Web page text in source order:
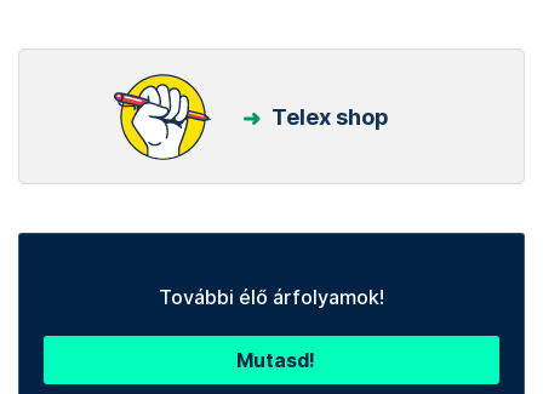
Telex shop
További élő árfolyamok!
Mutasd!